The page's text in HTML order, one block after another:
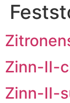
Zinn-II-
Zinn-II-